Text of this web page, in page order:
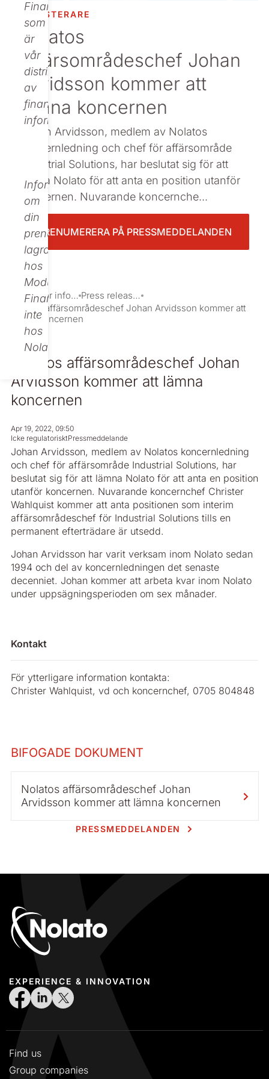
Finance,
som
är
vår
distributör
av
finansiell
information.
Informationen
om
din
prenumeration
lagras
hos
Modular
Finance,
inte
hos
Nolato.
INVESTERARE
Nolatos
affärsområdeschef Johan
Arvidsson kommer att
lämna koncernen
Johan Arvidsson, medlem av Nolatos
koncernledning och chef för affärsområde
Industrial Solutions, har beslutat sig för att
lämna Nolato för att anta en position utanför
koncernen. Nuvarande koncernche...
PRENUMERERA PÅ PRESSMEDDELANDEN
Investor information
Press releases
Nolatos affärsområdeschef Johan Arvidsson kommer att
lämna koncernen
Nolatos affärsområdeschef Johan
Arvidsson kommer att lämna
koncernen
Apr 19, 2022, 09:50
Icke regulatorisktPressmeddelande
Johan Arvidsson, medlem av Nolatos koncernledning
och chef för affärsområde Industrial Solutions, har
beslutat sig för att lämna Nolato för att anta en position
utanför koncernen. Nuvarande koncernchef Christer
Wahlquist kommer att anta positionen som interim
affärsområdeschef för Industrial Solutions tills en
permanent efterträdare är utsedd.
Johan Arvidsson har varit verksam inom Nolato sedan
1994 och del av koncernledningen det senaste
decenniet. Johan kommer att arbeta kvar inom Nolato
under uppsägningsperioden om sex månader.
Kontakt
För ytterligare information kontakta:
Christer Wahlquist, vd och koncernchef, 0705 804848
BIFOGADE DOKUMENT
Nolatos affärsområdeschef Johan
Arvidsson kommer att lämna koncernen
PRESSMEDDELANDEN
EXPERIENCE & INNOVATION
Find us
Group companies